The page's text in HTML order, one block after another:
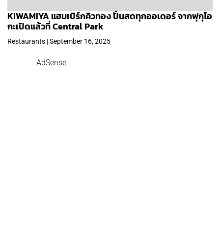
KIWAMIYA แฮมเบิร์กคิวทอง ปั้นสดทุกออเดอร์ จากฟุกุโอ
กะเปิดแล้วที่ Central Park
Restaurants | September 16, 2025
AdSense